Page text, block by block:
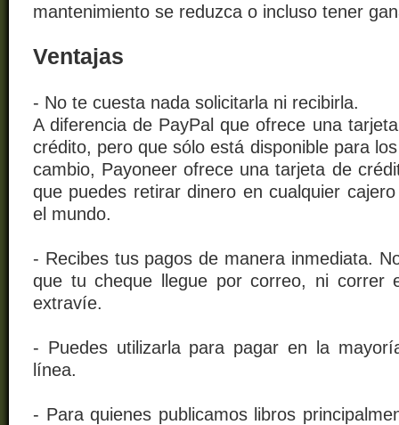
mantenimiento se reduzca o incluso tener
Ventajas
- No te cuesta nada solicitarla ni recibirla.
A diferencia de PayPal que ofrece una
crédito, pero que sólo está disponible para
cambio, Payoneer ofrece una tarjeta de
que puedes retirar dinero en cualquier
el mundo.
- Recibes tus pagos de manera inmediata.
que tu cheque llegue por correo, ni correr
extravíe.
- Puedes utilizarla para pagar en la
línea.
- Para quienes publicamos libros